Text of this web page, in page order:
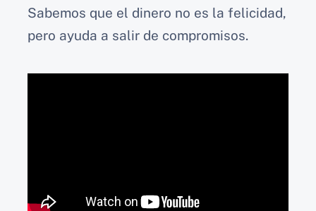
Sabemos que el dinero no es la felicidad,
pero ayuda a salir de compromisos.